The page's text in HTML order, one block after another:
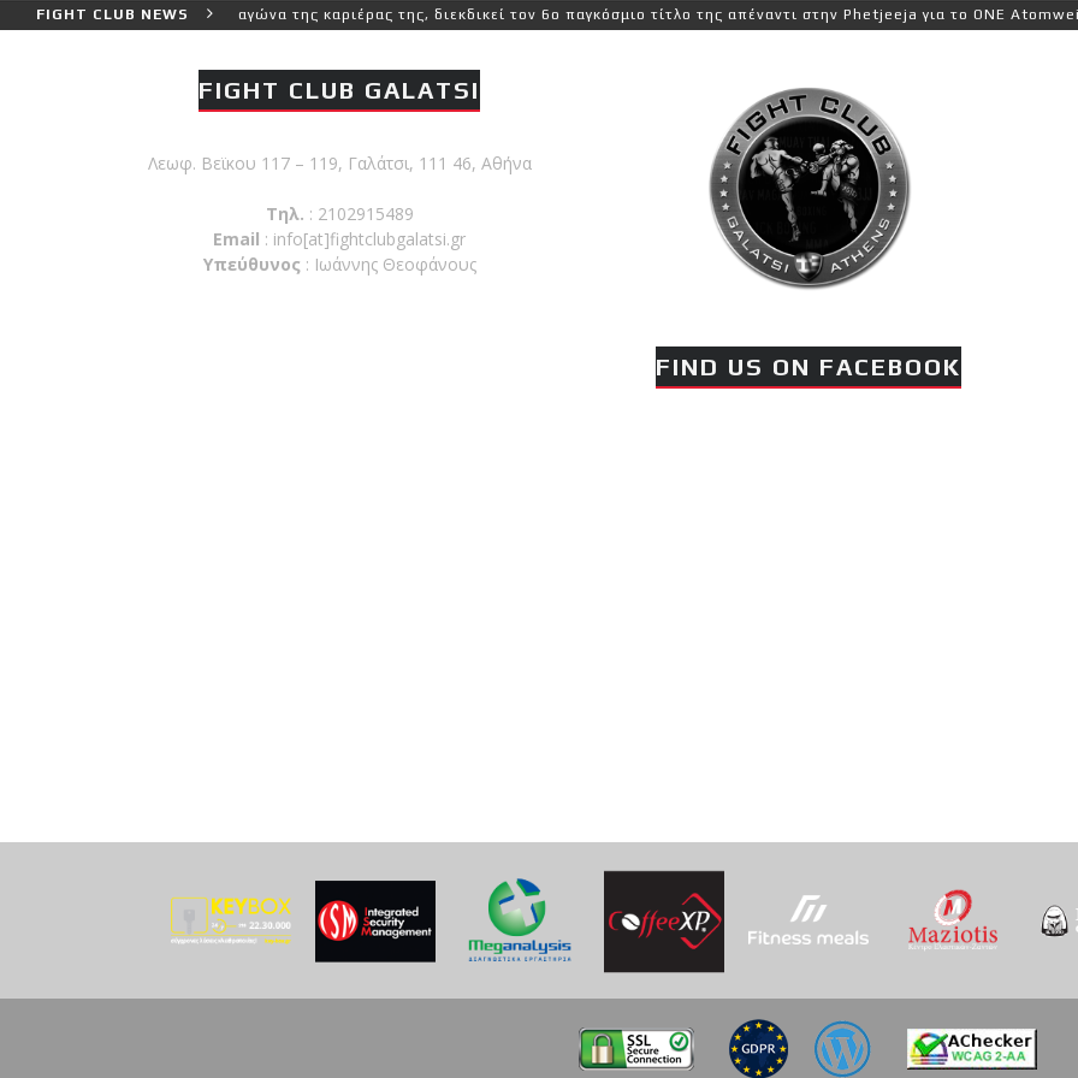
FIGHT CLUB NEWS
και πιο δύσκολο αγώνα της καριέρας της, διεκδικεί τον 6ο παγκόσμιο τίτλο της απέναντι στην Phetjeeja για το ONE Atomweight
FIGHT CLUB GALATSI
Λεωφ. Βεϊκου 117 – 119, Γαλάτσι, 111 46, Αθήνα
Τηλ. : 2102915489
Email : info[at]fightclubgalatsi.gr
Υπεύθυνος : Ιωάννης Θεοφάνους
FIND US ON FACEBOOK